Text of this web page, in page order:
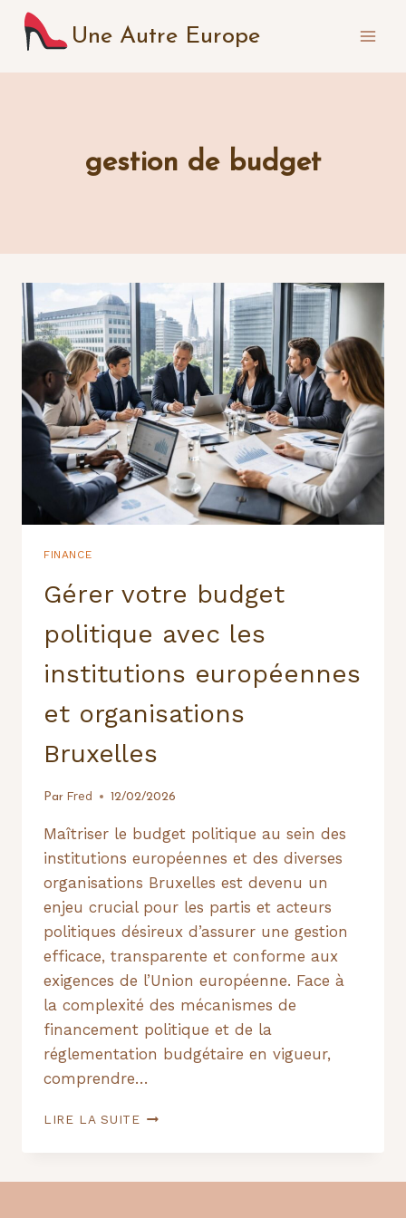
Aller
Une Autre Europe
gestion de budget
FINANCE
Gérer votre budget
politique avec les
institutions européennes
et organisations
Bruxelles
Par Fred 12/02/2026
Maîtriser le budget politique au sein des
institutions européennes et des diverses
organisations Bruxelles est devenu un
enjeu crucial pour les partis et acteurs
politiques désireux d’assurer une gestion
efficace, transparente et conforme aux
exigences de l’Union européenne. Face à
la complexité des mécanismes de
financement politique et de la
réglementation budgétaire en vigueur,
comprendre…
LIRE LA SUITEGÉRER